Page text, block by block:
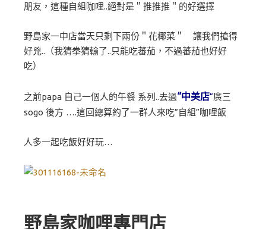
朋友，這種自組咖哩..絕對是＂推推推＂的好選擇
野島家一中店當天只剩下兩份＂花椰菜＂ 讓我們搶得
好兇..（我猜拳猜輸了..只能吃蕃茄，不過蕃茄也好好
吃）
之前papa 自己一個人的午餐 系列..去過“中美店“廣三
sogo 後方 ….這回總算約了一群人來吃”自組”咖哩飯
人多一起吃飯好好玩…
野島家咖哩專門店